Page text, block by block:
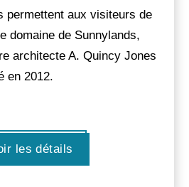
permettent aux visiteurs de
domaine de Sunnylands,
architecte A. Quincy Jones
en 2012.
les détails